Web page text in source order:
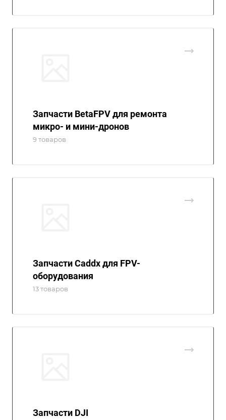
Запчасти BetaFPV для ремонта
микро- и мини-дронов
9 товаров
Запчасти Caddx для FPV-
оборудования
13 товаров
Запчасти DJI